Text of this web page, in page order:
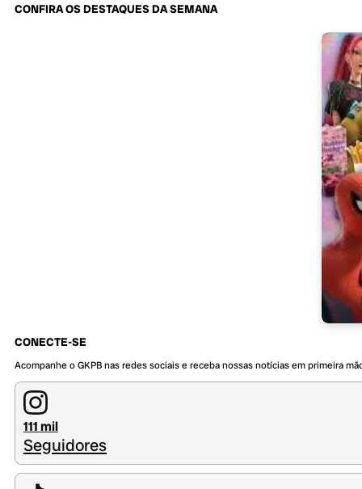
CONFIRA OS DESTAQUES DA SEMANA
CONECTE-SE
Acompanhe o GKPB nas redes sociais e receba nossas notícias em primeira
111 mil
Seguidores